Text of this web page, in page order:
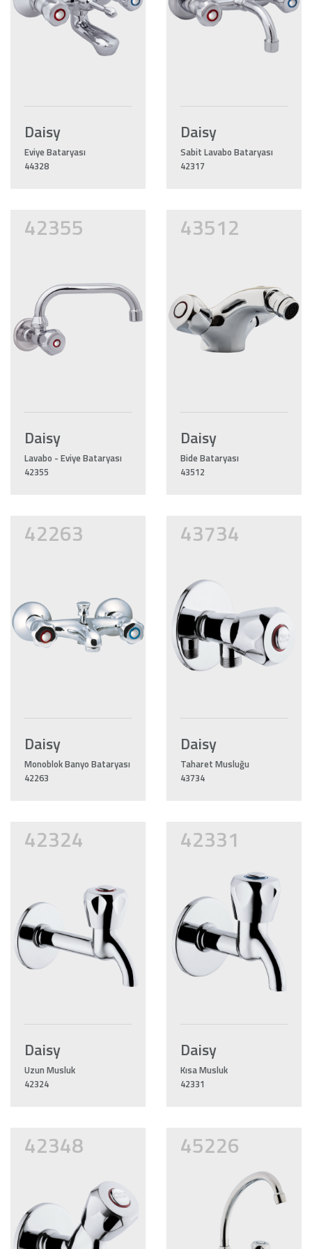
Daisy
Eviye Bataryası
44328
Daisy
Sabit Lavabo Bataryası
42317
42355
Daisy
Lavabo - Eviye Bataryası
42355
43512
Daisy
Bide Bataryası
43512
42263
Daisy
Monoblok Banyo Bataryası
42263
43734
Daisy
Taharet Musluğu
43734
42324
Daisy
Uzun Musluk
42324
42331
Daisy
Kısa Musluk
42331
42348 45226